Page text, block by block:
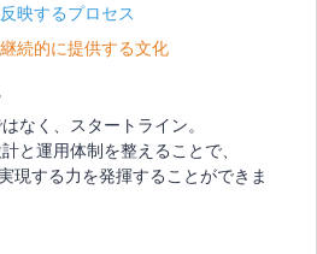
映するプロセス
続的に提供する文化
なく、スタートライン。
と運用体制を整えることで、
現する力を発揮することができま